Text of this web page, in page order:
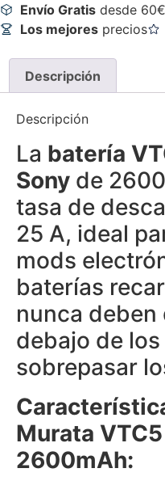
Envío Gratis desde 60€
Los mejores precios
Descripción
Descripción
La batería
Sony de
tasa de
25 A, ideal
mods
baterías
nunca
debajo de
sobrepasar
Murata
2600mAh: